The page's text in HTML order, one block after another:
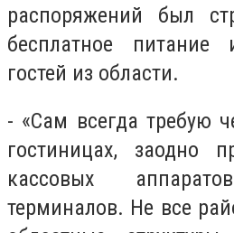
распоряжений был
бесплатное питание
гостей из области.
- «Сам всегда требую
гостиницах, заодно
кассовых
терминалов. Не все